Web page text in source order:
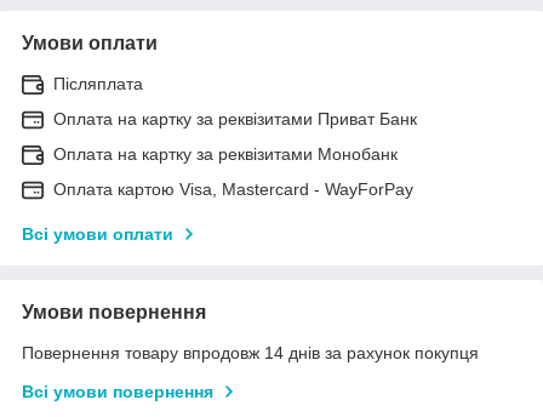
Умови оплати
Післяплата
Оплата на картку за реквізитами Приват Банк
Оплата на картку за реквізитами Монобанк
Оплата картою Visa, Mastercard - WayForPay
Всі умови оплати
Умови повернення
Повернення товару впродовж 14 днів за рахунок покупця
Всі умови повернення